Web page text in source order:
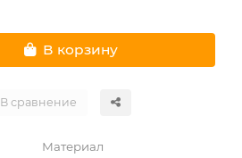
В корзину
В сравнение
Материал